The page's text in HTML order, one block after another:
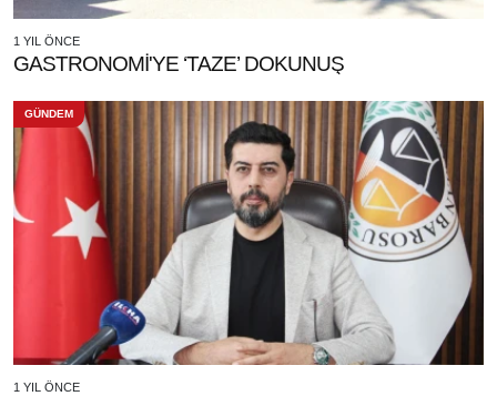
1 YIL ÖNCE
GASTRONOMİ'YE ‘TAZE’ DOKUNUŞ
GÜNDEM
1 YIL ÖNCE